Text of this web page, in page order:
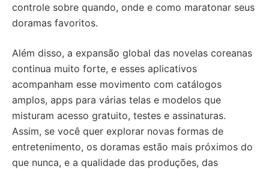
controle sobre quando, onde e como maratonar seus
doramas favoritos.
Além disso, a expansão global das novelas coreanas
continua muito forte, e esses aplicativos
acompanham esse movimento com catálogos
amplos, apps para várias telas e modelos que
misturam acesso gratuito, testes e assinaturas.
Assim, se você quer explorar novas formas de
entretenimento, os doramas estão mais próximos do
que nunca, e a qualidade das produções, das